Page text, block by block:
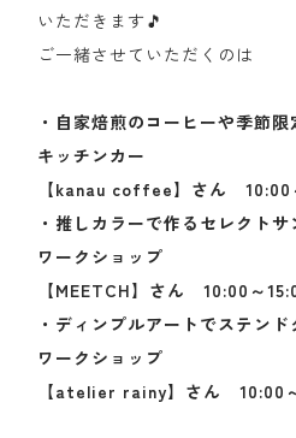
いただきます🎵
ご一緒させていただくのは
・自家焙煎のコーヒーや季節
キッチンカー
【kanau coffee】さん 10:00
・推しカラーで作るセレクト
ワークショップ
【MEETCH】さん 10:00～
・ディンプルアートでステン
ワークショップ
【atelier rainy】さん 10:00